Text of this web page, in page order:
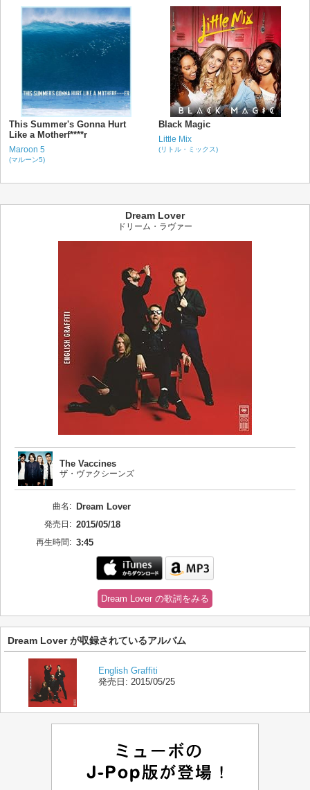
This Summer's Gonna Hurt
Like a Motherf****r
Maroon 5
(マルーン5)
Black Magic
Little Mix
(リトル・ミックス)
Dream Lover
ドリーム・ラヴァー
The Vaccines
ザ・ヴァクシーンズ
曲名: Dream Lover
発売日: 2015/05/18
再生時間: 3:45
Dream Lover の歌詞をみる
Dream Lover が収録されているアルバム
English Graffiti
発売日: 2015/05/25